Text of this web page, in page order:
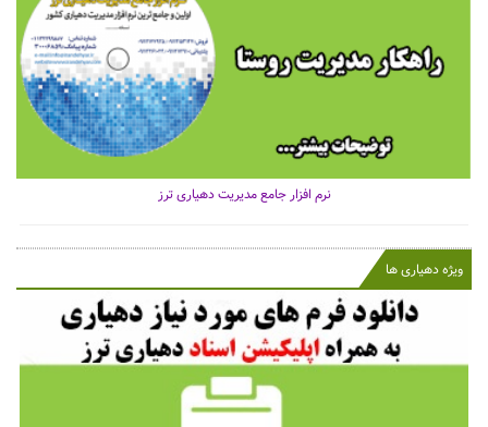
نرم افزار جامع مدیریت دهیاری ترز
ویژه دهیاری ها